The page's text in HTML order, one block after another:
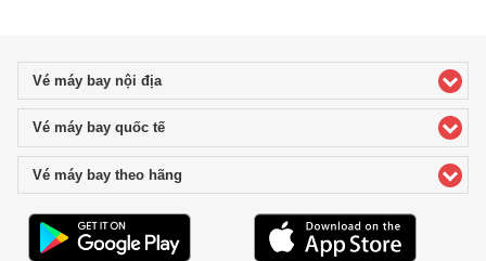
Vé máy bay nội địaclick to expand contents
Vé máy bay quốc tếclick to expand contents
Vé máy bay theo hãng